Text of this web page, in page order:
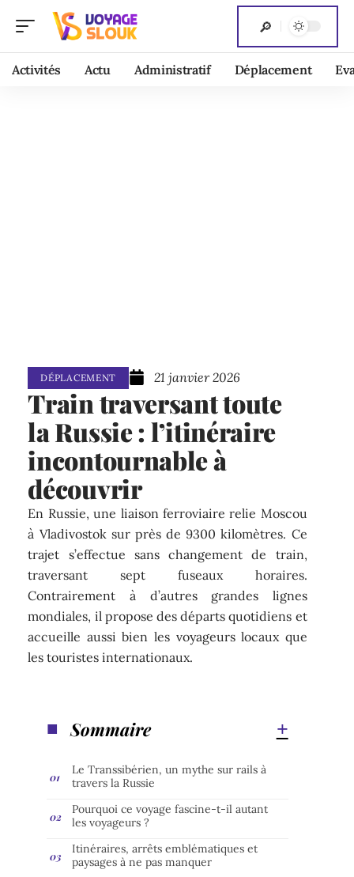
Activités Actu Administratif Déplacement
DÉPLACEMENT 21 janvier 2026
Train traversant toute
la Russie : l’itinéraire
incontournable à
découvrir
En Russie, une liaison ferroviaire relie Moscou
à Vladivostok sur près de 9300 kilomètres. Ce
trajet s’effectue sans changement de train,
traversant sept fuseaux horaires.
Contrairement à d’autres grandes lignes
mondiales, il propose des départs quotidiens et
accueille aussi bien les voyageurs locaux que
les touristes internationaux.
Sommaire
Le Transsibérien, un mythe sur rails à
travers la Russie
Pourquoi ce voyage fascine-t-il autant
les voyageurs ?
Itinéraires, arrêts emblématiques et
paysages à ne pas manquer